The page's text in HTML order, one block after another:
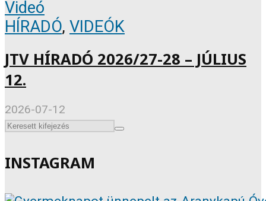
Videó
HÍRADÓ, VIDEÓK
JTV HÍRADÓ 2026/27-28 – JÚLIUS
12.
2026-07-12
INSTAGRAM